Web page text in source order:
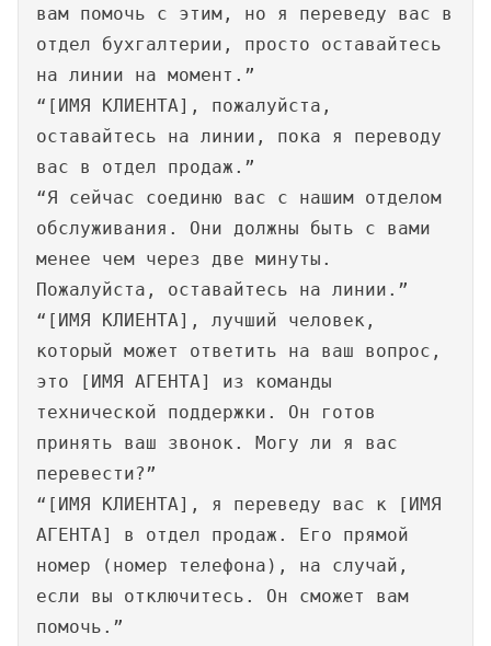
вам помочь с этим, но я переведу вас в
отдел бухгалтерии, просто оставайтесь
на линии на момент.”
“[ИМЯ КЛИЕНТА], пожалуйста,
оставайтесь на линии, пока я переводу
вас в отдел продаж.”
“Я сейчас соединю вас с нашим отделом
обслуживания. Они должны быть с вами
менее чем через две минуты.
Пожалуйста, оставайтесь на линии.”
“[ИМЯ КЛИЕНТА], лучший человек,
который может ответить на ваш вопрос,
это [ИМЯ АГЕНТА] из команды
технической поддержки. Он готов
принять ваш звонок. Могу ли я вас
перевести?”
“[ИМЯ КЛИЕНТА], я переведу вас к [ИМЯ
АГЕНТА] в отдел продаж. Его прямой
номер (номер телефона), на случай,
если вы отключитесь. Он сможет вам
помочь.”